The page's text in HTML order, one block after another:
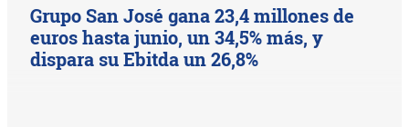
Grupo San José gana 23,4 millones de
euros hasta junio, un 34,5% más, y
dispara su Ebitda un 26,8%